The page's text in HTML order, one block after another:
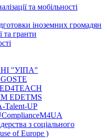
та мобільності
іноземних громадян
та гранти
"УІПА"
EDETMS
Talent-UP
з соціального
of Europe )